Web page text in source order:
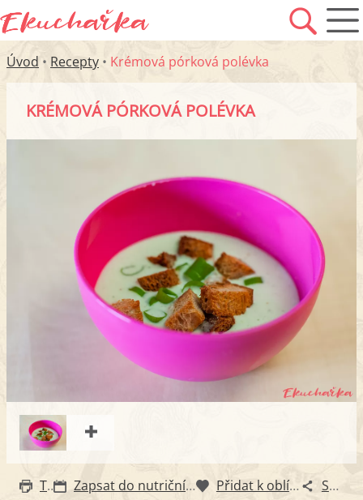
Úvod • Recepty • Krémová pórková polévka
KRÉMOVÁ PÓRKOVÁ POLÉVKA
Tisk Zapsat do nutričního diáře Přidat k oblíbeným Sdílet